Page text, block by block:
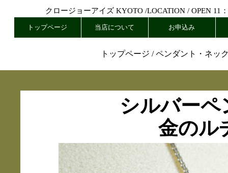
クロージョーアイズ KYOTO /LOCATION / OPEN 11
トップページ 当店について お申込み
トップページ /ペンダント・ネッ
シルバーペ
金のル